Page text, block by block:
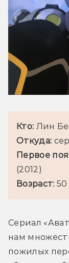
Кто: Лин
Откуда:
Первое
(2012)
Возраст:
Сериал
нам
пожилых